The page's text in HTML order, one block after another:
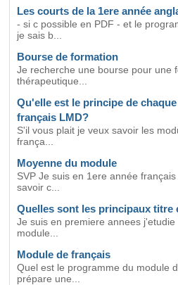
Les courts de la 1ere année
- si c possible en PDF - et le
je sais b...
Bourse de formation
Je recherche une bourse pour une
thérapeutique...
Qu'elle est le principe de
français LMD?
S'il vous plait je veux savoir les
frança...
Moyenne du module
SVP Je suis en 1ere année
savoir c...
Quelles sont les principaux titre
Je suis en premiere annees
module...
Module de français
Quel est le programme du module
prépare une...